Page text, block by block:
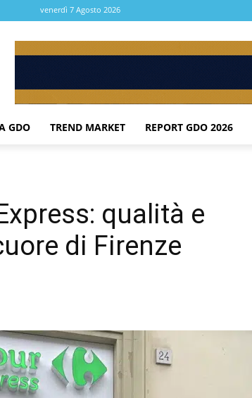
venerdì 7 Agosto 2026
GDO TREND MARKET REPORT GDO 2026
qualità e
di Firenze